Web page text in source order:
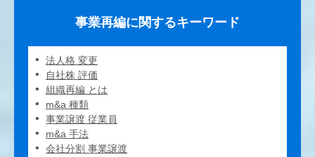
事業再編に関するキーワード
法人格 変更
自社株 評価
組織再編 とは
m&a 種類
事業譲渡 従業員
m&a 手法
会社分割 事業譲渡